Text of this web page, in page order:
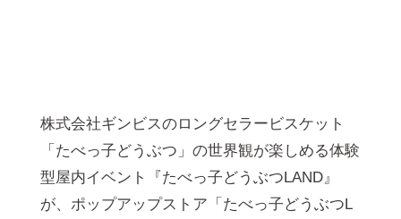
株式会社ギンビスのロングセラービスケット
「たべっ子どうぶつ」の世界観が楽しめる体験
型屋内イベント『たべっ子どうぶつLAND』
が、ポップアップストア「たべっ子どうぶつL